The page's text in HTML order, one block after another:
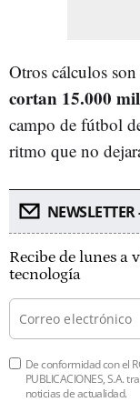
Otros cálculos
cortan 15.000
campo de fútbol
ritmo que no
Recibe de lunes a
tecnología
De conformidad con el
PUBLICACIONES, S.A.
noticias de actualidad.